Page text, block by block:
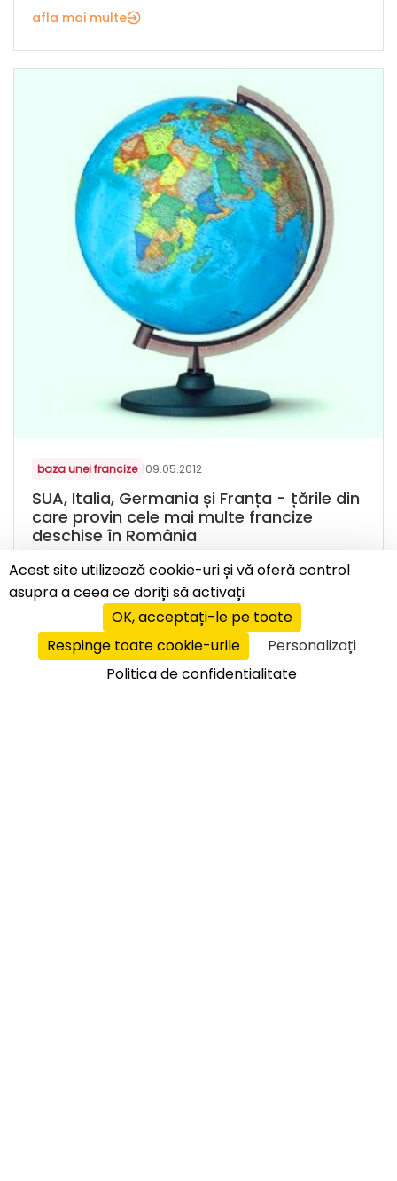
afla mai multe
baza unei francize 09.05.2012
SUA, Italia, Germania și Franța - țările din
care provin cele mai multe francize
deschise în România
Din anul 1995, de când apărea prima franciză
clasică în România, Mc Donald’s, în țara noastră
au intrat multe francize internaționale.
afla mai multe
Acest site utilizează cookie-uri și vă oferă control
asupra a ceea ce doriți să activați
OK, acceptați-le pe toate
Respinge toate cookie-urile
Personalizați
Politica de confidentialitate